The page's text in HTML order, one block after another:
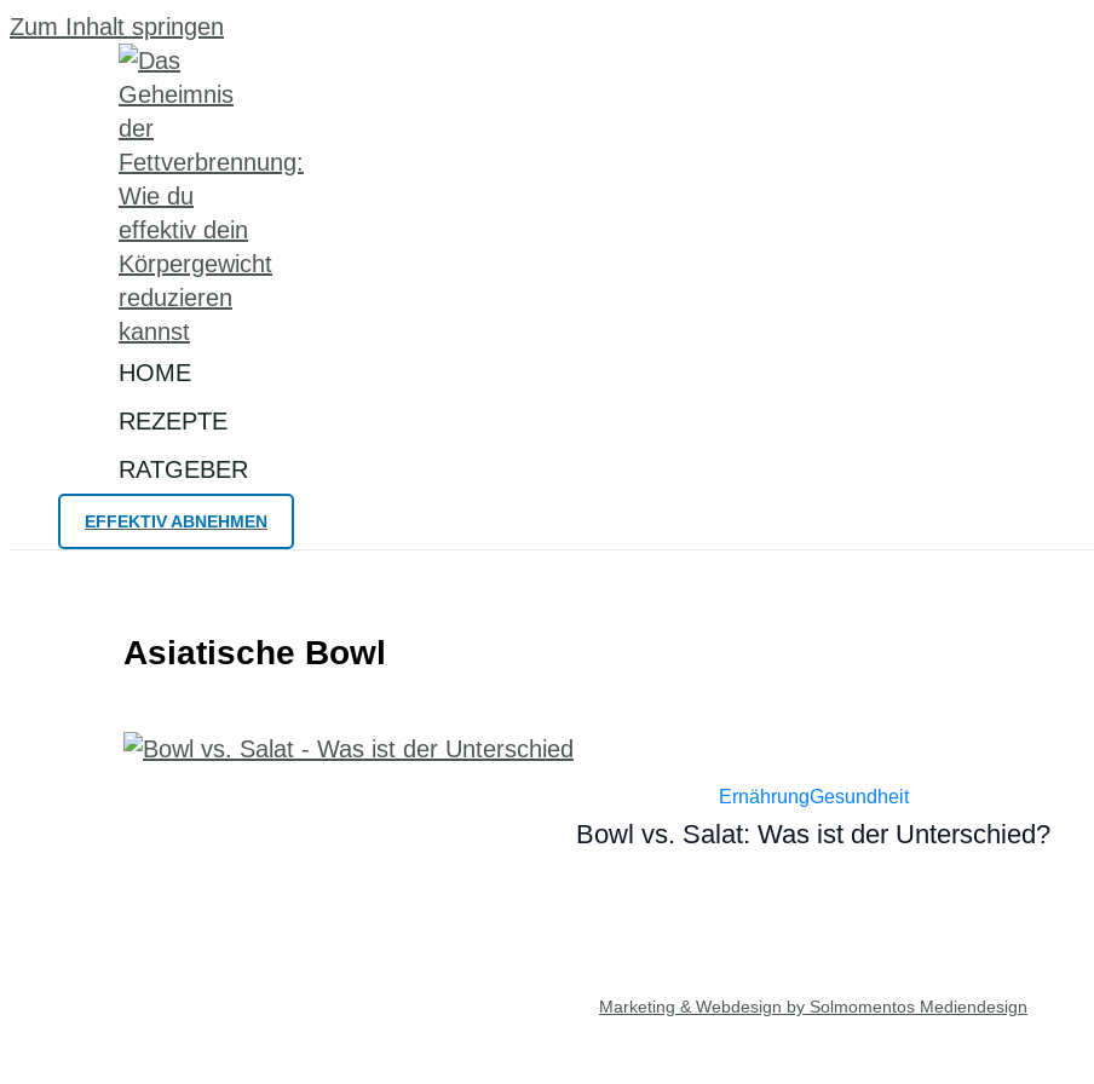
Zum Inhalt springen
HOME
REZEPTE
RATGEBER
EFFEKTIV ABNEHMEN
Asiatische Bowl
ErnährungGesundheit
Bowl vs. Salat: Was ist der Unterschied?
Marketing & Webdesign by Solmomentos Mediendesign